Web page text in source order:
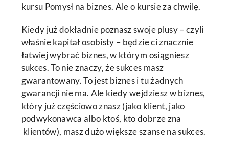
kursu Pomysł na biznes. Ale o kursie za chwilę.
Kiedy już dokładnie poznasz swoje plusy – czyli
właśnie kapitał osobisty – będzie ci znacznie
łatwiej wybrać biznes, w którym osiągniesz
sukces. To nie znaczy, że sukces masz
gwarantowany. To jest biznes i tu żadnych
gwarancji nie ma. Ale kiedy wejdziesz w biznes,
który już częściowo znasz (jako klient, jako
podwykonawca albo ktoś, kto dobrze zna
klientów), masz dużo większe szanse na sukces.